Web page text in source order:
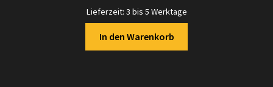
Lieferzeit: 3 bis 5 Werktage
In den Warenkorb